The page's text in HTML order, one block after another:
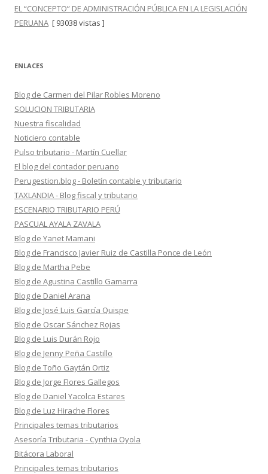
EL “CONCEPTO” DE ADMINISTRACIÓN PÚBLICA EN LA LEGISLACIÓN
PERUANA [ 93038 vistas ]
ENLACES
Blog de Carmen del Pilar Robles Moreno
SOLUCION TRIBUTARIA
Nuestra fiscalidad
Noticiero contable
Pulso tributario - Martín Cuellar
El blog del contador peruano
Perugestion.blog - Boletín contable y tributario
TAXLANDIA - Blog fiscal y tributario
ESCENARIO TRIBUTARIO PERÚ
PASCUAL AYALA ZAVALA
Blog de Yanet Mamani
Blog de Francisco Javier Ruiz de Castilla Ponce de León
Blog de Martha Pebe
Blog de Agustina Castillo Gamarra
Blog de Daniel Arana
Blog de José Luis García Quispe
Blog de Oscar Sánchez Rojas
Blog de Luis Durán Rojo
Blog de Jenny Peña Castillo
Blog de Toño Gaytán Ortiz
Blog de Jorge Flores Gallegos
Blog de Daniel Yacolca Estares
Blog de Luz Hirache Flores
Principales temas tributarios
Asesoría Tributaria - Cynthia Oyola
Bitácora Laboral
Principales temas tributarios